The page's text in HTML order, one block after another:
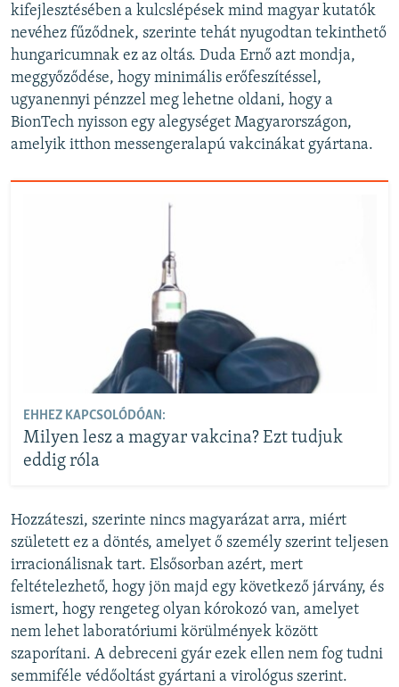
kifejlesztésében a kulcslépések mind magyar kutatók
nevéhez fűződnek, szerinte tehát nyugodtan tekinthető
hungaricumnak ez az oltás. Duda Ernő azt mondja,
meggyőződése, hogy minimális erőfeszítéssel,
ugyanennyi pénzzel meg lehetne oldani, hogy a
BionTech nyisson egy alegységet Magyarországon,
amelyik itthon messengeralapú vakcinákat gyártana.
EHHEZ KAPCSOLÓDÓAN:
Milyen lesz a magyar vakcina? Ezt tudjuk
eddig róla
Hozzáteszi, szerinte nincs magyarázat arra, miért
született ez a döntés, amelyet ő személy szerint teljesen
irracionálisnak tart. Elsősorban azért, mert
feltételezhető, hogy jön majd egy következő járvány, és
ismert, hogy rengeteg olyan kórokozó van, amelyet
nem lehet laboratóriumi körülmények között
szaporítani. A debreceni gyár ezek ellen nem fog tudni
semmiféle védőoltást gyártani a virológus szerint.